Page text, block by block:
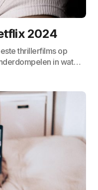
2024
thrillerfilms op
in wat…